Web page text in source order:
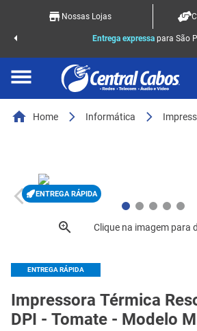
Nossas Lojas
Entrega expressa para São
Home Informática
ENTREGA RÁPIDA
ENTREGA RÁPIDA
Impressora Térmica
DPI - Tomate - Modelo